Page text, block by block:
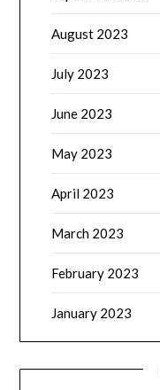
August 2023
July 2023
June 2023
May 2023
April 2023
March 2023
February 2023
January 2023